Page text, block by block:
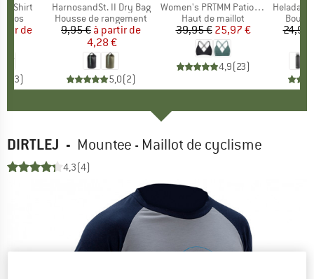
T-Shirt
réduit
de
3)
Article
HarnosandSt. II Dry Bag
Product group
Housse de rangement
Prix
9,95 € Prix réduit
à partir de
4,28 €
5,0(2)
Article
Women's PRTMM Patio Triangle
Product group
Haut de maillot
Prix
39,95 € Prix réduit
25,97 €
4,9(23)
Article
HeladagenSt.
24,95
DIRTLEJ - Mountee - Maillot de cyclisme
4,3(4)